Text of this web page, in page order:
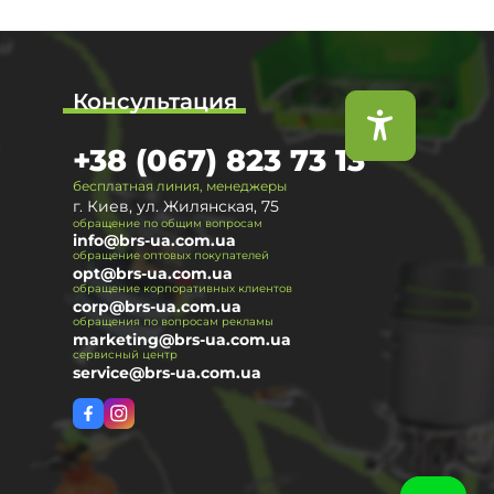
Консультация
бесплатная линия, менеджеры
+38 (067) 823 73 13
г. Киев, ул. Жилянская, 75
обращение по общим вопросам
info@brs-ua.com.ua
обращение оптовых покупателей
opt@brs-ua.com.ua
обращение корпоративных клиентов
corp@brs-ua.com.ua
обращения по вопросам рекламы
marketing@brs-ua.com.ua
сервисный центр
service@brs-ua.com.ua